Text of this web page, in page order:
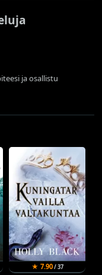
ja osallistu
★ 7.90/ 37